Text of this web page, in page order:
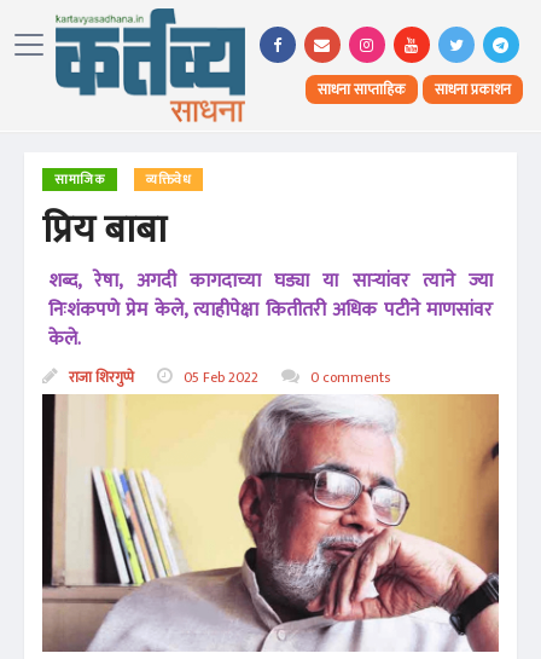
साधना साप्ताहिक साधना प्रकाशन
सामाजिक व्यक्तिवेध
प्रिय बाबा
शब्द, रेषा, अगदी कागदाच्या घड्या या साऱ्यांवर त्याने ज्या
निःशंकपणे प्रेम केले, त्याहीपेक्षा कितीतरी अधिक पटीने माणसांवर
केले.
राजा शिरगुप्पे 05 Feb 2022 0 comments